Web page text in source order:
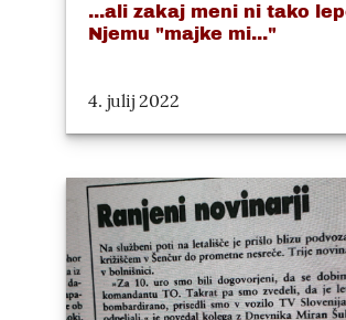
...ali zakaj meni ni tako
Njemu "majke mi..."
4. julij 2022